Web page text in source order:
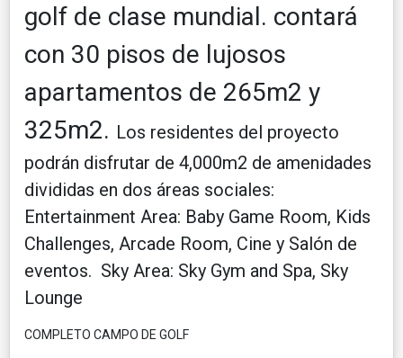
golf de clase mundial. contará
con 30 pisos de lujosos
apartamentos de 265m2 y
325m2. Los residentes del proyecto
podrán disfrutar de 4,000m2 de amenidades
divididas en dos áreas sociales:
Entertainment Area: Baby Game Room, Kids
Challenges, Arcade Room, Cine y Salón de
eventos. Sky Area: Sky Gym and Spa, Sky
Lounge
COMPLETO CAMPO DE GOLF